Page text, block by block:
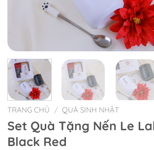
TRANG CHỦ / QUÀ SINH NHẬT
Set Quà Tặng Nến Le
Black Red